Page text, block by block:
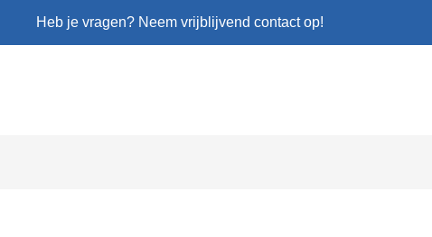
Heb je vragen? Neem vrijblijvend contact op!